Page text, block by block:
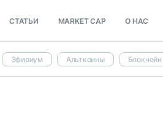
СТАТЬИ MARKET CAP О НАС
Эфириум Альткоины Блокчейн